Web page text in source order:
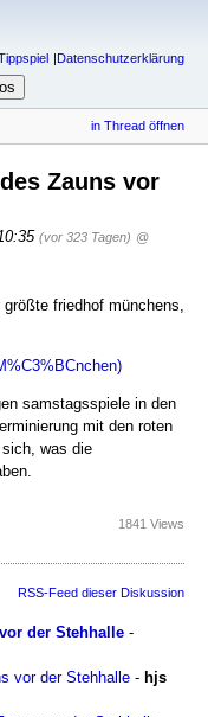
Datenschutzerklärung
in Thread öffnen
Zauns vor
(vor 323 Tagen) @
friedhof münchens,
samstagsspiele in den
mit den roten
was die
1841 Views
RSS-Feed dieser Diskussion
der Stehhalle -
vor der Stehhalle - hjs